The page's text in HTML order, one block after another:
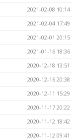
2021-02-08 10:14
2021-02-04 17:49
2021-02-01 20:15
2021-01-16 18:36
2020-12-18 13:51
2020-12-16 20:38
2020-12-11 15:29
2020-11-17 20:22
2020-11-12 18:42
2020-11-12 09:41